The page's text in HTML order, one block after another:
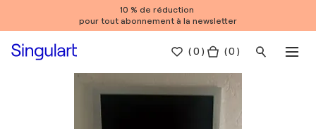
10 % de réduction
pour tout abonnement à la newsletter
(0 ) ( 0 )